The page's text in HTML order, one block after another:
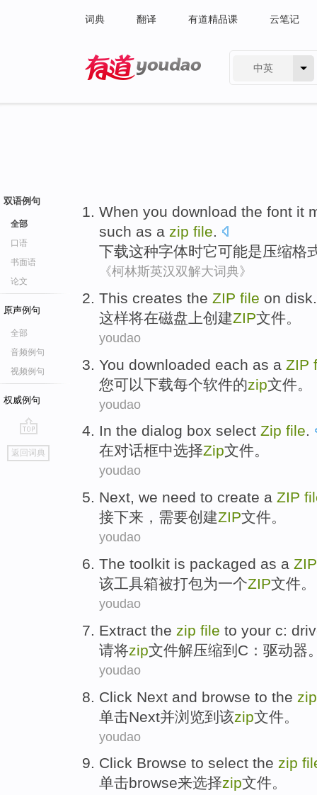
词典 翻译 有道精品课 云笔记
中英
双语例句
全部
口语
书面语
论文
原声例句
全部
音频例句
视频例句
权威例句
go
top
返回词典
When you download the font it
such as a zip file.
下载这种字体时它可能是压缩格
《柯林斯英汉双解大词典》
This creates the ZIP file on disk.
这样将在磁盘上创建ZIP文件。
youdao
You downloaded each as a ZIP
您可以下载每个软件的zip文件。
youdao
In the dialog box select Zip file.
在对话框中选择Zip文件。
youdao
Next, we need to create a ZIP
接下来 ， 需要创建ZIP文件。
youdao
The toolkit is packaged as a ZIP
该工具箱被打包为一个ZIP文件。
youdao
Extract the zip file to your c:
请将zip文件解压缩到 C ： 驱动器
youdao
Click Next and browse to the zip
单击Next并浏览到 该zip文件。
youdao
Click Browse to select the zip
单击browse来选择zip文件。